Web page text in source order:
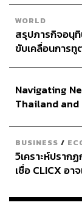
WORLD
สรุปภารกิจอนุ
ขับเคลื่อนการทู
Navigating
Thailand
BUSINESS /
วิเคราะห์ปรา
เชื่อ CLICX อา
เรือนไทยที่ถูกซุ